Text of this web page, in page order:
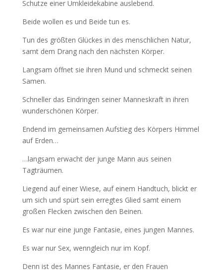
Schutze einer Umkleidekabine auslebend.
Beide wollen es und Beide tun es.
Tun des größten Glückes in des menschlichen Natur,
samt dem Drang nach den nächsten Körper.
Langsam öffnet sie ihren Mund und schmeckt seinen
Samen.
Schneller das Eindringen seiner Manneskraft in ihren
wunderschönen Körper.
Endend im gemeinsamen Aufstieg des Körpers Himmel
auf Erden…
…langsam erwacht der junge Mann aus seinen
Tagträumen.
Liegend auf einer Wiese, auf einem Handtuch, blickt er
um sich und spürt sein erregtes Glied samt einem
großen Flecken zwischen den Beinen.
Es war nur eine junge Fantasie, eines jungen Mannes.
Es war nur Sex, wenngleich nur im Kopf.
Denn ist des Mannes Fantasie, er den Frauen